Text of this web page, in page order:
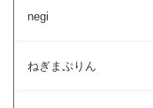
negi
ねぎまぷりん